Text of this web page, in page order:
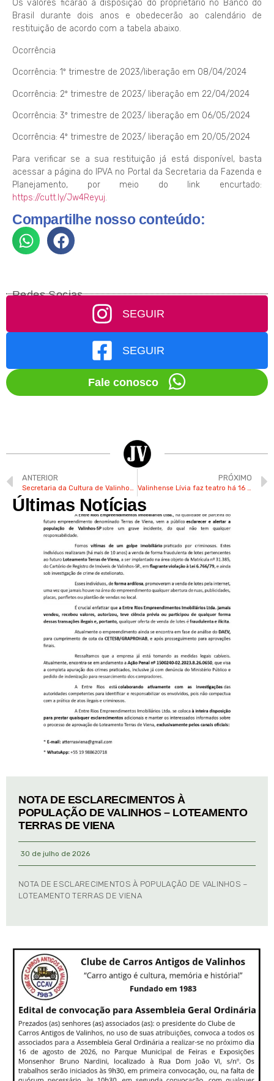
Os valores ficarão à disposição do proprietário no Banco do
Brasil durante dois anos e obedecerão ao calendário de
restituição de acordo com a tabela abaixo.
Ocorrência
Ocorrência: 1º trimestre de 2023/liberação em 08/04/2024
Ocorrência: 2º trimestre de 2023/ liberação em 22/04/2024
Ocorrência: 3º trimestre de 2023/ liberação em 06/05/2024
Ocorrência: 4º trimestre de 2023/ liberação em 20/05/2024
​Para verificar se a sua restituição já está disponível, basta
acessar a página do IPVA no Portal da Secretaria da Fazenda e
Planejamento, por meio do link encurtado:
https://cutt.ly/Jw4Reyuj.
Compartilhe nosso conteúdo:
Redes Socias
SEGUIR
SEGUIR
Fale conosco
ANTERIOR
Secretaria da Cultura de Valinhos abre inscrições para cursos de música nesta quarta-feira
PRÓXIMO
Valinhense Lívia faz teatro há 16 anos e sonha em viver da arte
Últimas Notícias
NOTA DE ESCLARECIMENTOS À
POPULAÇÃO DE VALINHOS – LOTEAMENTO
TERRAS DE VIENA
30 de julho de 2026
NOTA DE ESCLARECIMENTOS À POPULAÇÃO DE VALINHOS –
LOTEAMENTO TERRAS DE VIENA